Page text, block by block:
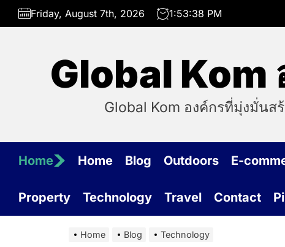
Skip
Friday, August 7th, 2026 1:53:38 PM
Global Kom
Global Kom องค์กรที่มุ่งมั่น
Home Home Blog Outdoors E-
Property Technology Travel Contact
Home Blog Technology